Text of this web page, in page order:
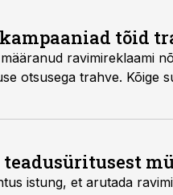
tõid
lisaks ettekirjutustele kolmel
teadusüritusest
Dohme (MSD) kaebust mullu